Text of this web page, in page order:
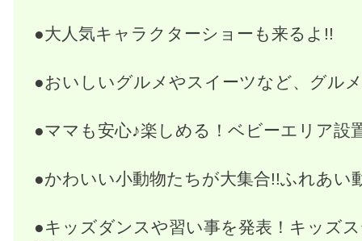
●大人気キャラクターショーも来るよ!!
●おいしいグルメやスイーツなど、グル
●ママも安心♪楽しめる！ベビーエリア設
●かわいい小動物たちが大集合!!ふれあい
●キッズダンスや習い事を発表！キッズ